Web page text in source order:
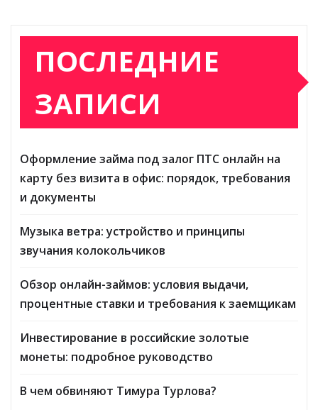
ПОСЛЕДНИЕ
ЗАПИСИ
Оформление займа под залог ПТС онлайн на
карту без визита в офис: порядок, требования
и документы
Музыка ветра: устройство и принципы
звучания колокольчиков
Обзор онлайн-займов: условия выдачи,
процентные ставки и требования к заемщикам
Инвестирование в российские золотые
монеты: подробное руководство
В чем обвиняют Тимура Турлова?